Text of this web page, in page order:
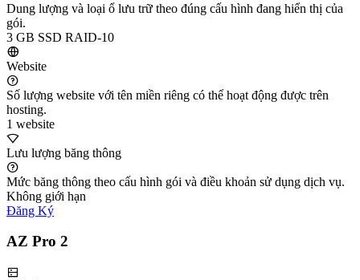
Dung lượng và loại ổ lưu trữ theo đúng cấu hình đang hiển thị của
gói.
3 GB SSD RAID-10
Website
Số lượng website với tên miền riêng có thể hoạt động được trên
hosting.
1 website
Lưu lượng băng thông
Mức băng thông theo cấu hình gói và điều khoản sử dụng dịch vụ.
Không giới hạn
Đăng Ký
AZ Pro 2